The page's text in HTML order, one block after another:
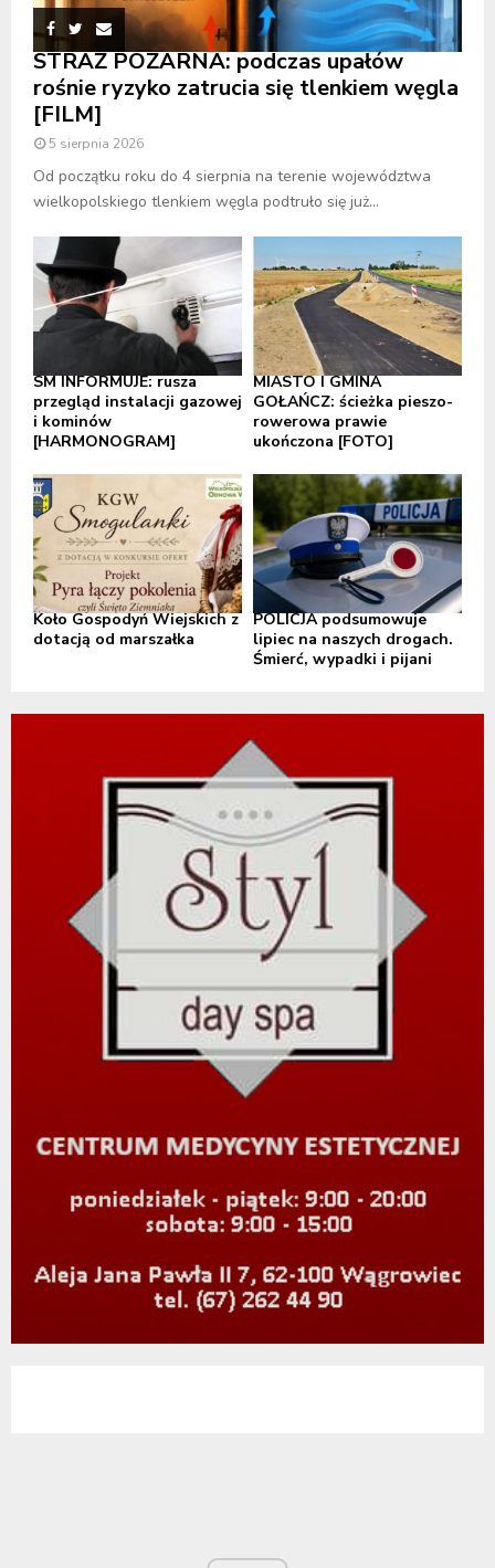
STRAŻ POŻARNA: podczas upałów
rośnie ryzyko zatrucia się tlenkiem węgla
[FILM]
5 sierpnia 2026
Od początku roku do 4 sierpnia na terenie województwa
wielkopolskiego tlenkiem węgla podtruło się już...
SM INFORMUJE: rusza
przegląd instalacji gazowej
i kominów
[HARMONOGRAM]
MIASTO I GMINA
GOŁAŃCZ: ścieżka pieszo-
rowerowa prawie
ukończona [FOTO]
Koło Gospodyń Wiejskich z
dotacją od marszałka
POLICJA podsumowuje
lipiec na naszych drogach.
Śmierć, wypadki i pijani